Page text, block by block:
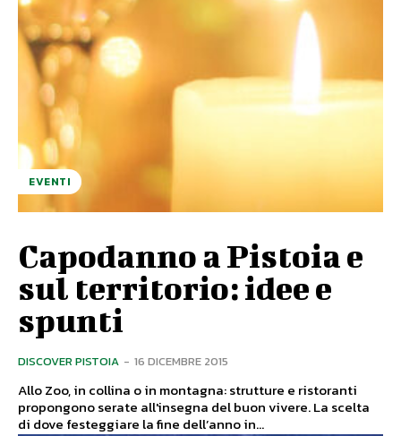
EVENTI
Capodanno a Pistoia e
sul territorio: idee e
spunti
DISCOVER PISTOIA - 16 DICEMBRE 2015
Allo Zoo, in collina o in montagna: strutture e ristoranti
propongono serate all'insegna del buon vivere. La scelta
di dove festeggiare la fine dell’anno in...